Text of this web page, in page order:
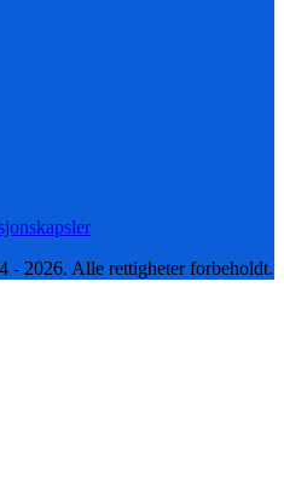
2026. Alle rettigheter forbeholdt.